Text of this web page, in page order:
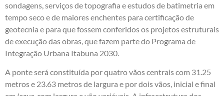
sondagens, serviços de topografia e estudos de batimetria em
tempo seco e de maiores enchentes para certificação de
geotecnia e para que fossem conferidos os projetos estruturais
de execução das obras, que fazem parte do Programa de
Integração Urbana Itabuna 2030.
A ponte será constituída por quatro vãos centrais com 31.25
metros e 23.63 metros de largura e por dois vãos, inicial e final